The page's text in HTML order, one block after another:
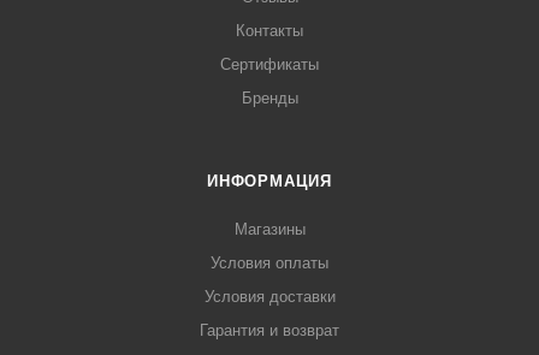
Контакты
Сертификаты
Бренды
ИНФОРМАЦИЯ
Магазины
Условия оплаты
Условия доставки
Гарантия и возврат